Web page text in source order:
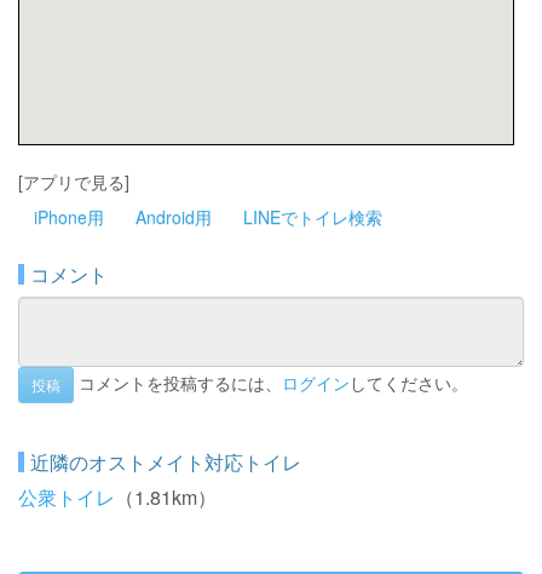
[アプリで見る]
iPhone用
Android用 LINEでトイレ検索
コメント
投稿 コメントを投稿するには、 ログイン してください。
近隣のオストメイト対応トイレ
公衆トイレ （1.81km）